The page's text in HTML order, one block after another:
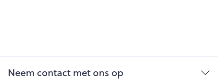
Neem contact met ons op